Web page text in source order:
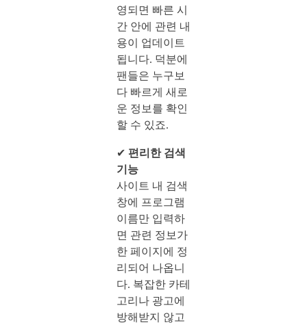
영되면 빠른 시
간 안에 관련 내
용이 업데이트
됩니다. 덕분에
팬들은 누구보
다 빠르게 새로
운 정보를 확인
할 수 있죠.
✔ 편리한 검색
기능
사이트 내 검색
창에 프로그램
이름만 입력하
면 관련 정보가
한 페이지에 정
리되어 나옵니
다. 복잡한 카테
고리나 광고에
방해받지 않고